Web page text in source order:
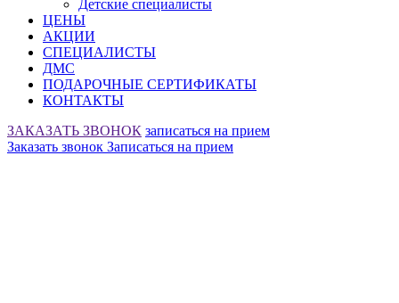
Детские специалисты
ЦЕНЫ
АКЦИИ
СПЕЦИАЛИСТЫ
ДМС
ПОДАРОЧНЫЕ СЕРТИФИКАТЫ
КОНТАКТЫ
ЗАКАЗАТЬ ЗВОНОК записаться на прием
Заказать звонок Записаться на прием